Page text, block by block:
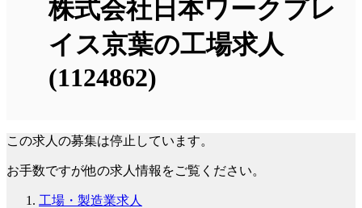
株式会社日本ワークプレ
イス京葉の工場求人
(1124862)
この求人の募集は停止しています。
お手数ですが他の求人情報をご覧ください。
工場・製造業求人